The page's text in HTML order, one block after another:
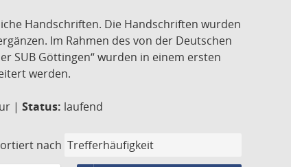
Handschriften. Die Handschriften wurden
Im Rahmen des von der Deutschen
SUB Göttingen“ wurden in einem ersten
werden.
| Status: laufend
nach